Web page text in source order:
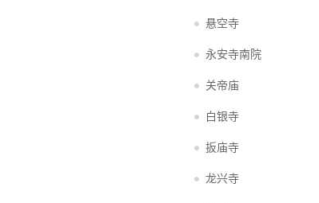
悬空寺
永安寺南院
关帝庙
白银寺
扳庙寺
龙兴寺